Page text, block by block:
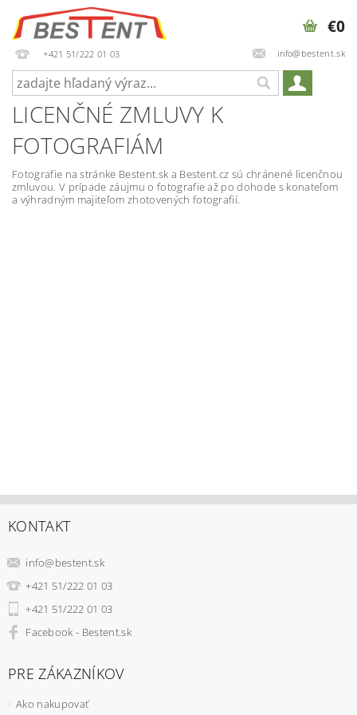
+421 51/222 01 03 info@bestent.sk
€0
LICENČNÉ ZMLUVY K
FOTOGRAFIÁM
Fotografie na stránke Bestent.sk a Bestent.cz sú chránené licenčnou
zmluvou. V prípade záujmu o fotografie až po dohode s konateľom
a výhradným majiteľom zhotovených fotografií.
KONTAKT
info@bestent.sk
+421 51/222 01 03
+421 51/222 01 03
Facebook - Bestent.sk
PRE ZÁKAZNÍKOV
Ako nakupovať